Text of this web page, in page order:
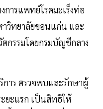
ารแพทย์โรคมะเร็งท่อ
วิทยาลัยขอนแก่น และ
กรรมโดยกรมบัญชีกลาง
การ ตรวจพบและรักษาผู้
ยะแรก เป็นสิทธิให้